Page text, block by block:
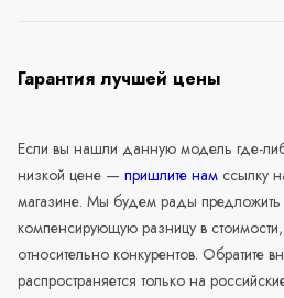
Гарантия лучшей цены
Если вы нашли данную модель где-
низкой цене — пришлите нам ссылку
магазине. Мы будем рады предложить
компенсирующую разницу в
относительно конкурентов. Обратите
распространяется только на